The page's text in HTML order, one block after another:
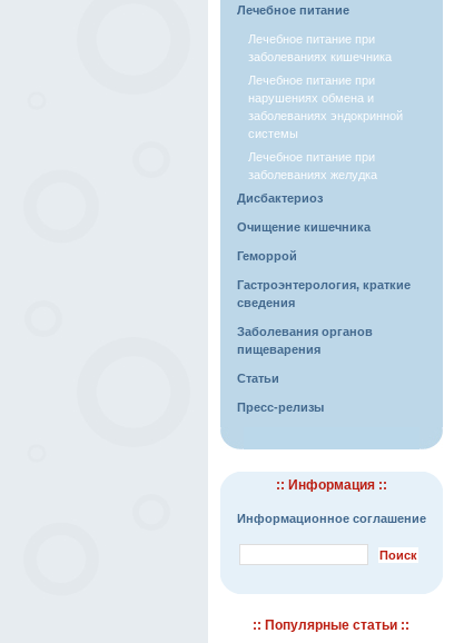
Лечебное питание
Лечебное питание при
заболеваниях кишечника
Лечебное питание при
нарушениях обмена и
заболеваниях эндокринной
системы
Лечебное питание при
заболеваниях желудка
Дисбактериоз
Очищение кишечника
Геморрой
Гастроэнтерология, краткие
сведения
Заболевания органов
пищеварения
Статьи
Пресс-релизы
:: Информация ::
Информационное соглашение
:: Популярные статьи ::